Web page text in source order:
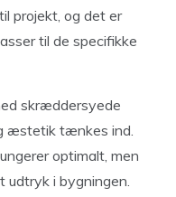
projekt, og det er
til de specifikke
skræddersyede
æstetik tænkes ind.
optimalt, men
udtryk i bygningen.